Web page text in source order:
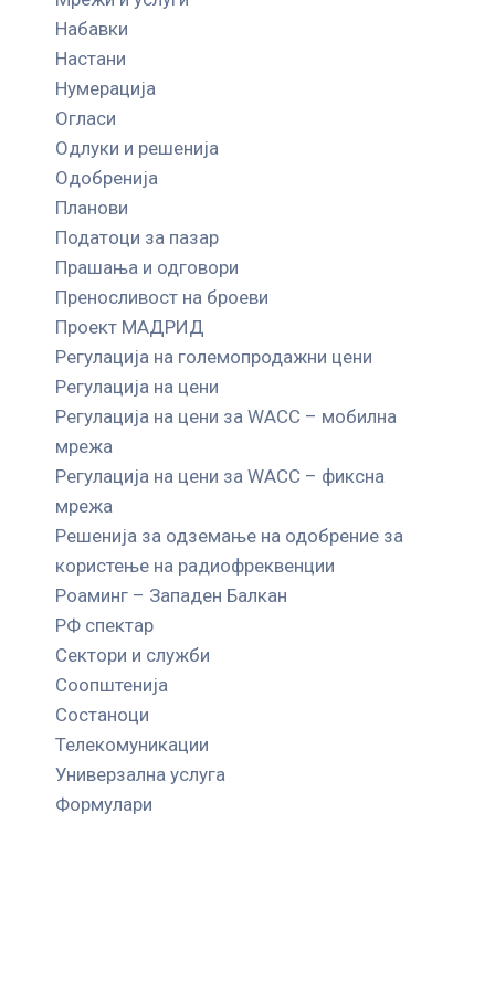
Набавки
Настани
Нумерација
Огласи
Одлуки и решенија
Одобренија
Планови
Податоци за пазар
Прашања и одговори
Преносливост на броеви
Проект МАДРИД
Регулација на големопродажни цени
Регулација на цени
Регулација на цени за WACC – мобилна
мрежа
Регулација на цени за WACC – фиксна
мрежа
Решенија за одземање на одобрение за
користење на радиофреквенции
Роаминг – Западен Балкан
РФ спектар
Сектори и служби
Соопштенија
Состаноци
Телекомуникации
Универзална услуга
Формулари